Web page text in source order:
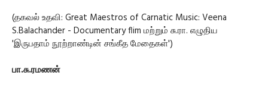
(தகவல் உதவி: Great Maestros of Carnatic Music: Veena
S.Balachander - Documentary flim மற்றும் சு.ரா. எழுதிய
'இருபதாம் நூற்றாண்டின் சங்கீத மேதைகள்')
பா.சு.ரமணன்